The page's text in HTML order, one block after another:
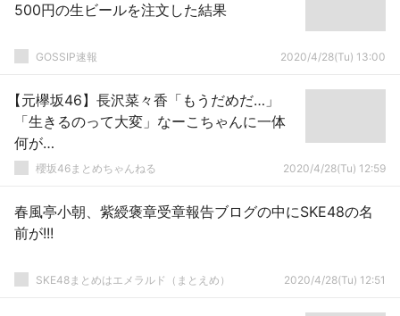
500円の生ビールを注文した結果
GOSSIP速報 2020/4/28(Tu) 13:00
【元欅坂46】長沢菜々香「もうだめだ…」
「生きるのって大変」なーこちゃんに一体
何が…
櫻坂46まとめちゃんねる 2020/4/28(Tu) 12:59
春風亭小朝、紫綬褒章受章報告ブログの中にSKE48の名
前が!!!
SKE48まとめはエメラルド（まとえめ） 2020/4/28(Tu) 12:51